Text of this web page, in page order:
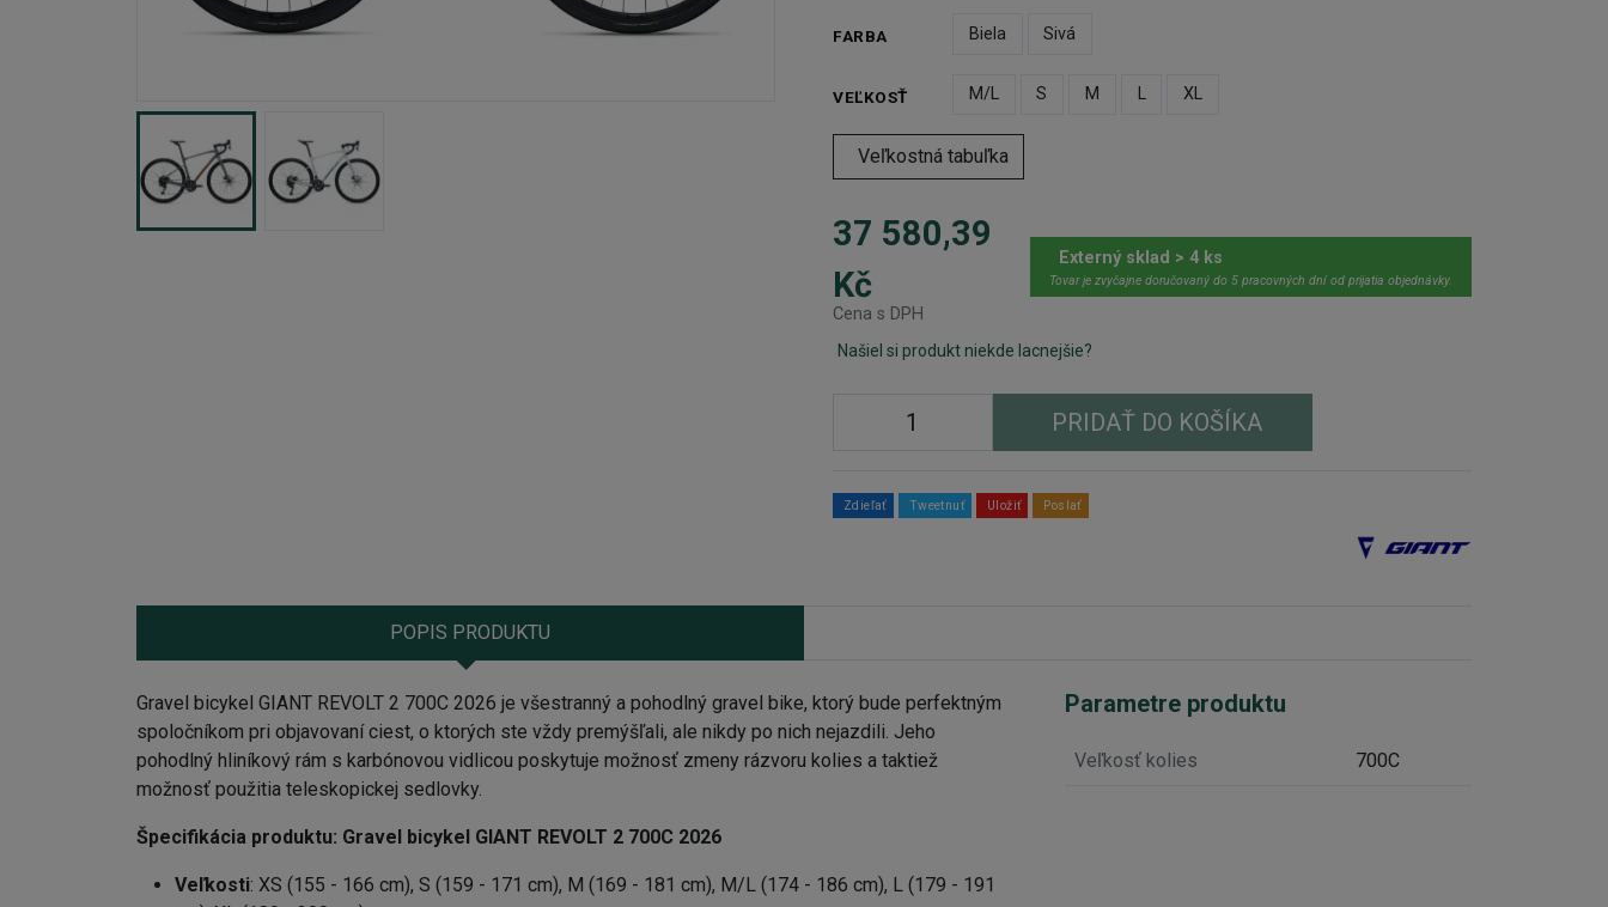
FARBA Biela Sivá
VEĽKOSŤ M/L S M L XL
Veľkostná tabuľka
37 580,39
Kč
Cena s DPH
Externý sklad > 4 ks
Tovar je zvyčajne doručovaný do 5 pracovných dní od prijatia objednávky.
Našiel si produkt niekde lacnejšie?
PRIDAŤ DO KOŠÍKA
Zdieľať Tweetnuť Uložiť Poslať
POPIS PRODUKTU
Gravel bicykel GIANT REVOLT 2 700C 2026 je všestranný a pohodlný gravel bike, ktorý bude perfektným
spoločníkom pri objavovaní ciest, o ktorých ste vždy premýšľali, ale nikdy po nich nejazdili. Jeho
pohodlný hliníkový rám s karbónovou vidlicou poskytuje možnosť zmeny rázvoru kolies a taktiež
možnosť použitia teleskopickej sedlovky.
Špecifikácia produktu: Gravel bicykel GIANT REVOLT 2 700C 2026
Veľkosti: XS (155 - 166 cm), S (159 - 171 cm), M (169 - 181 cm), M/L (174 - 186 cm), L (179 - 191
Parametre produktu
Veľkosť kolies 700C